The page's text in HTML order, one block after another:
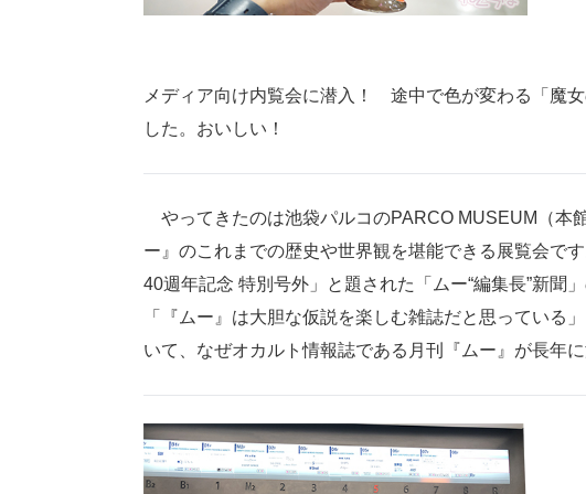
メディア向け内覧会に潜入！ 途中で色が変わる「魔
した。おいしい！
やってきたのは池袋パルコのPARCO MUSEUM（本
ー』のこれまでの歴史や世界観を堪能できる展覧会で
40週年記念 特別号外」と題された「ムー“編集長”新聞
「『ムー』は大胆な仮説を楽しむ雑誌だと思っている
いて、なぜオカルト情報誌である月刊『ムー』が長年